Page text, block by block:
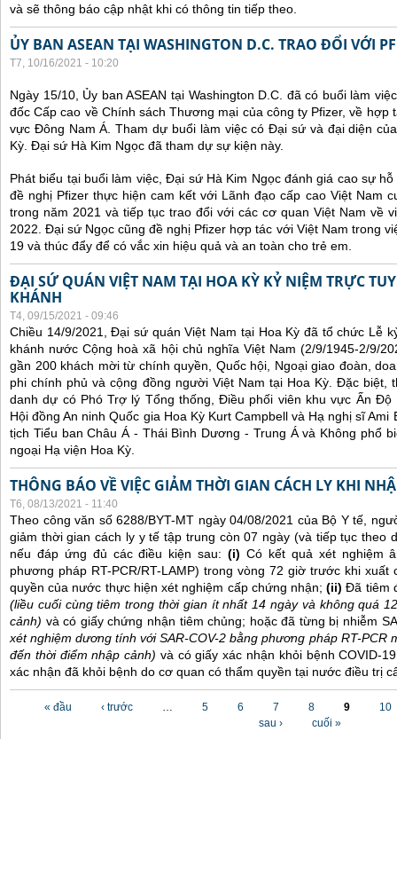
và sẽ thông báo cập nhật khi có thông tin tiếp theo.
ỦY BAN ASEAN TẠI WASHINGTON D.C. TRAO ĐỔI VỚI
T7, 10/16/2021 - 10:20
Ngày 15/10, Ủy ban ASEAN tại Washington D.C. đã có buổi làm
đốc Cấp cao về Chính sách Thương mại của công ty Pfizer, về hợp
vực Đông Nam Á. Tham dự buổi làm việc có Đại sứ và đại diện
Kỳ. Đại sứ Hà Kim Ngọc đã tham dự sự kiện này.
Phát biểu tại buổi làm việc, Đại sứ Hà Kim Ngọc đánh giá cao sự
đề nghị Pfizer thực hiện cam kết với Lãnh đạo cấp cao Việt Nam
trong năm 2021 và tiếp tục trao đổi với các cơ quan Việt Nam về
2022. Đại sứ Ngọc cũng đề nghị Pfizer hợp tác với Việt Nam trong
19 và thúc đẩy để có vắc xin hiệu quả và an toàn cho trẻ em.
ĐẠI SỨ QUÁN VIỆT NAM TẠI HOA KỲ KỶ NIỆM TRỰC
KHÁNH
T4, 09/15/2021 - 09:46
Chiều 14/9/2021, Đại sứ quán Việt Nam tại Hoa Kỳ đã tổ chức Lễ
khánh nước Cộng hoà xã hội chủ nghĩa Việt Nam (2/9/1945-2/9/
gần 200 khách mời từ chính quyền, Quốc hội, Ngoại giao đoàn,
phi chính phủ và cộng đồng người Việt Nam tại Hoa Kỳ. Đặc biệt,
danh dự có Phó Trợ lý Tổng thống, Điều phối viên khu vực Ấn
Hội đồng An ninh Quốc gia Hoa Kỳ Kurt Campbell và Hạ nghị sĩ
tịch Tiểu ban Châu Á - Thái Bình Dương - Trung Á và Không phổ
ngoại Hạ viện Hoa Kỳ.
THÔNG BÁO VỀ VIỆC GIẢM THỜI GIAN CÁCH LY KHI
T6, 08/13/2021 - 11:40
Theo công văn số 6288/BYT-MT ngày 04/08/2021 của Bộ Y tế,
giảm thời gian cách ly y tế tập trung còn 07 ngày (và tiếp tục theo
nếu đáp ứng đủ các điều kiện sau: (i) Có kết quả xét nghiệm
phương pháp RT-PCR/RT-LAMP) trong vòng 72 giờ trước khi
quyền của nước thực hiện xét nghiệm cấp chứng nhận;(ii)Đã tiêm
(liều cuối cùng tiêm trong thời gian ít nhất 14 ngày và không quá
cảnh) và có giấy chứng nhận tiêm chủng; hoặc đã từng bị nhiễm
xét nghiệm dương tính với SAR-COV-2 bằng phương pháp RT-PCR
đến thời điểm nhập cảnh) và có giấy xác nhận khỏi bệnh COVID-
xác nhận đã khỏi bệnh do cơ quan có thẩm quyền tại nước điều trị
« đầu ‹ trước … 5 6 7 8 9
10
sau ›
cuối »